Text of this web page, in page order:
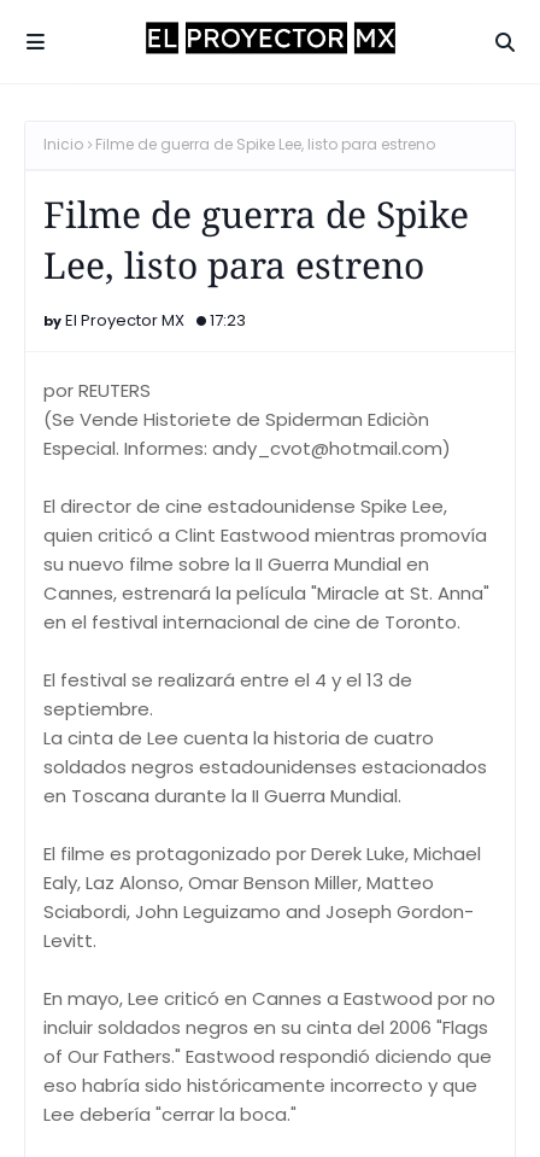
Inicio Filme de guerra de Spike Lee, listo para estreno
Filme de guerra de Spike
Lee, listo para estreno
El Proyector MX 17:23
por REUTERS
(Se Vende Historiete de Spiderman Ediciòn
Especial. Informes: andy_cvot@hotmail.com)
El director de cine estadounidense Spike Lee,
quien criticó a Clint Eastwood mientras promovía
su nuevo filme sobre la II Guerra Mundial en
Cannes, estrenará la película "Miracle at St. Anna"
en el festival internacional de cine de Toronto.
El festival se realizará entre el 4 y el 13 de
septiembre.
La cinta de Lee cuenta la historia de cuatro
soldados negros estadounidenses estacionados
en Toscana durante la II Guerra Mundial.
El filme es protagonizado por Derek Luke, Michael
Ealy, Laz Alonso, Omar Benson Miller, Matteo
Sciabordi, John Leguizamo and Joseph Gordon-
Levitt.
En mayo, Lee criticó en Cannes a Eastwood por no
incluir soldados negros en su cinta del 2006 "Flags
of Our Fathers." Eastwood respondió diciendo que
eso habría sido históricamente incorrecto y que
Lee debería "cerrar la boca."